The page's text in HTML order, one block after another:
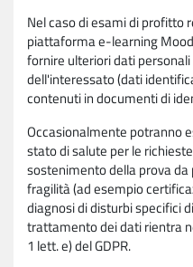
Nel caso di esami di profitto
piattaforma e-learning
fornire ulteriori dati
dell'interessato (dati
contenuti in documenti di
Occasionalmente potranno
stato di salute per le
sostenimento della prova
fragilità (ad esempio
diagnosi di disturbi specifici
trattamento dei dati rientra
1 lett. e) del GDPR.